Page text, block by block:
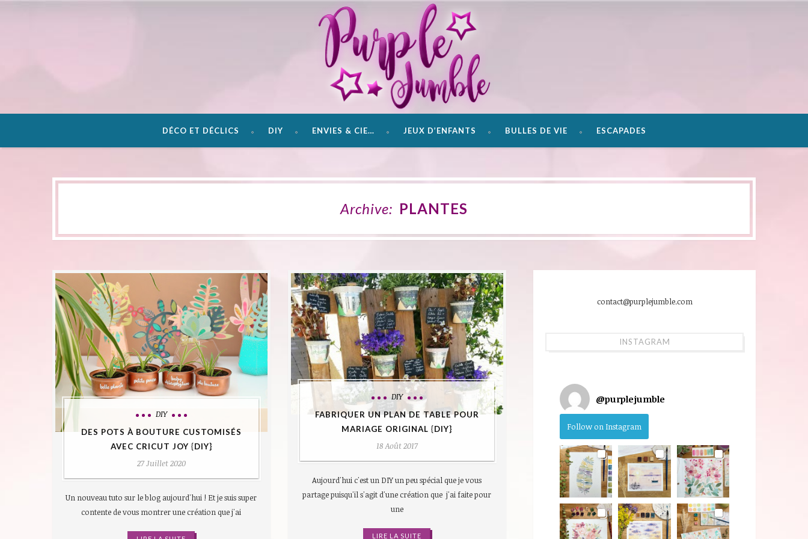
DÉCO ET DÉCLICS DIY ENVIES & CIE… JEUX D’ENFANTS BULLES DE VIE ESCAPADES
Archive: PLANTES
DIY
DES POTS À BOUTURE CUSTOMISÉS
AVEC CRICUT JOY {DIY}
27 Juillet 2020
Un nouveau tuto sur le blog aujourd'hui ! Et je suis super
contente de vous montrer une création que j'ai
DIY
FABRIQUER UN PLAN DE TABLE POUR
MARIAGE ORIGINAL {DIY}
18 Août 2017
Aujourd'hui c'est un DIY un peu spécial que je vous
partage puisqu'il s'agit d'une création que j'ai faite pour
une
LIRE LA SUITE
contact@purplejumble.com
INSTAGRAM
@purplejumble
Follow on Instagram